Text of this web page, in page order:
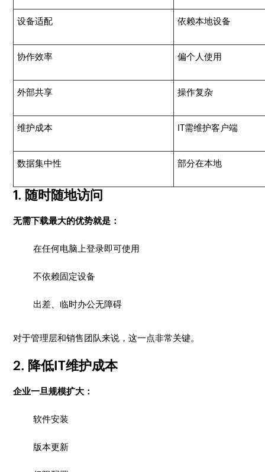
设备适配 依赖本地设备
协作效率 偏个人使用
外部共享 操作复杂
维护成本 IT需维护客户端
数据集中性 部分在本地
1. 随时随地访问
无需下载最大的优势就是：
在任何电脑上登录即可使用
不依赖固定设备
出差、临时办公无障碍
对于管理层和销售团队来说，这一点非常关键。
2. 降低IT维护成本
企业一旦规模扩大：
软件安装
版本更新